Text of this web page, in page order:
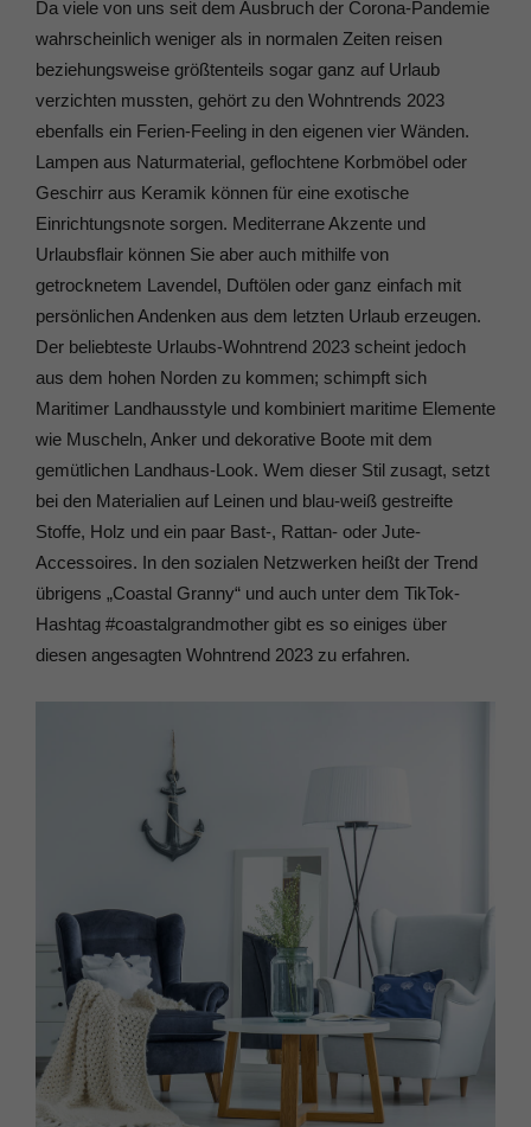
Da viele von uns seit dem Ausbruch der Corona-Pandemie
wahrscheinlich weniger als in normalen Zeiten reisen
beziehungsweise größtenteils sogar ganz auf Urlaub
verzichten mussten, gehört zu den Wohntrends 2023
ebenfalls ein Ferien-Feeling in den eigenen vier Wänden.
Lampen aus Naturmaterial, geflochtene Korbmöbel oder
Geschirr aus Keramik können für eine exotische
Einrichtungsnote sorgen. Mediterrane Akzente und
Urlaubsflair können Sie aber auch mithilfe von
getrocknetem Lavendel, Duftölen oder ganz einfach mit
persönlichen Andenken aus dem letzten Urlaub erzeugen.
Der beliebteste Urlaubs-Wohntrend 2023 scheint jedoch
aus dem hohen Norden zu kommen; schimpft sich
Maritimer Landhausstyle und kombiniert maritime Elemente
wie Muscheln, Anker und dekorative Boote mit dem
gemütlichen Landhaus-Look. Wem dieser Stil zusagt, setzt
bei den Materialien auf Leinen und blau-weiß gestreifte
Stoffe, Holz und ein paar Bast-, Rattan- oder Jute-
Accessoires. In den sozialen Netzwerken heißt der Trend
übrigens „Coastal Granny“ und auch unter dem TikTok-
Hashtag #coastalgrandmother gibt es so einiges über
diesen angesagten Wohntrend 2023 zu erfahren.